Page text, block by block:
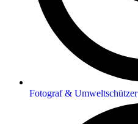
Fotograf & Umweltschützer